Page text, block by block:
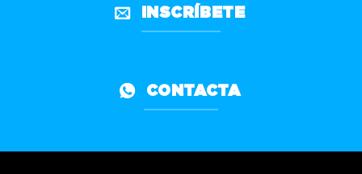
INSCRÍBETE
CONTACTA